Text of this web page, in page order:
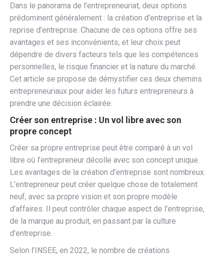
Dans le panorama de l’entrepreneuriat, deux options
prédominent généralement : la création d’entreprise et la
reprise d’entreprise. Chacune de ces options offre ses
avantages et ses inconvénients, et leur choix peut
dépendre de divers facteurs tels que les compétences
personnelles, le risque financier et la nature du marché.
Cet article se propose de démystifier ces deux chemins
entrepreneuriaux pour aider les futurs entrepreneurs à
prendre une décision éclairée.
Créer son entreprise : Un vol libre avec son
propre concept
Créer sa propre entreprise peut être comparé à un vol
libre où l’entrepreneur décolle avec son concept unique.
Les avantages de la création d’entreprise sont nombreux.
L’entrepreneur peut créer quelque chose de totalement
neuf, avec sa propre vision et son propre modèle
d’affaires. Il peut contrôler chaque aspect de l’entreprise,
de la marque au produit, en passant par la culture
d’entreprise.
Selon l’INSEE, en 2022, le nombre de créations